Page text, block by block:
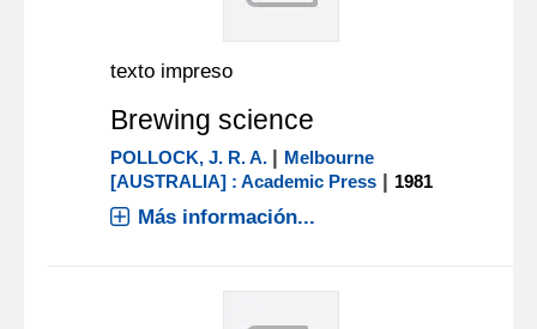
texto impreso
Brewing science
POLLOCK, J. R. A. | Melbourne
[AUSTRALIA] : Academic Press | 1981
Más información...